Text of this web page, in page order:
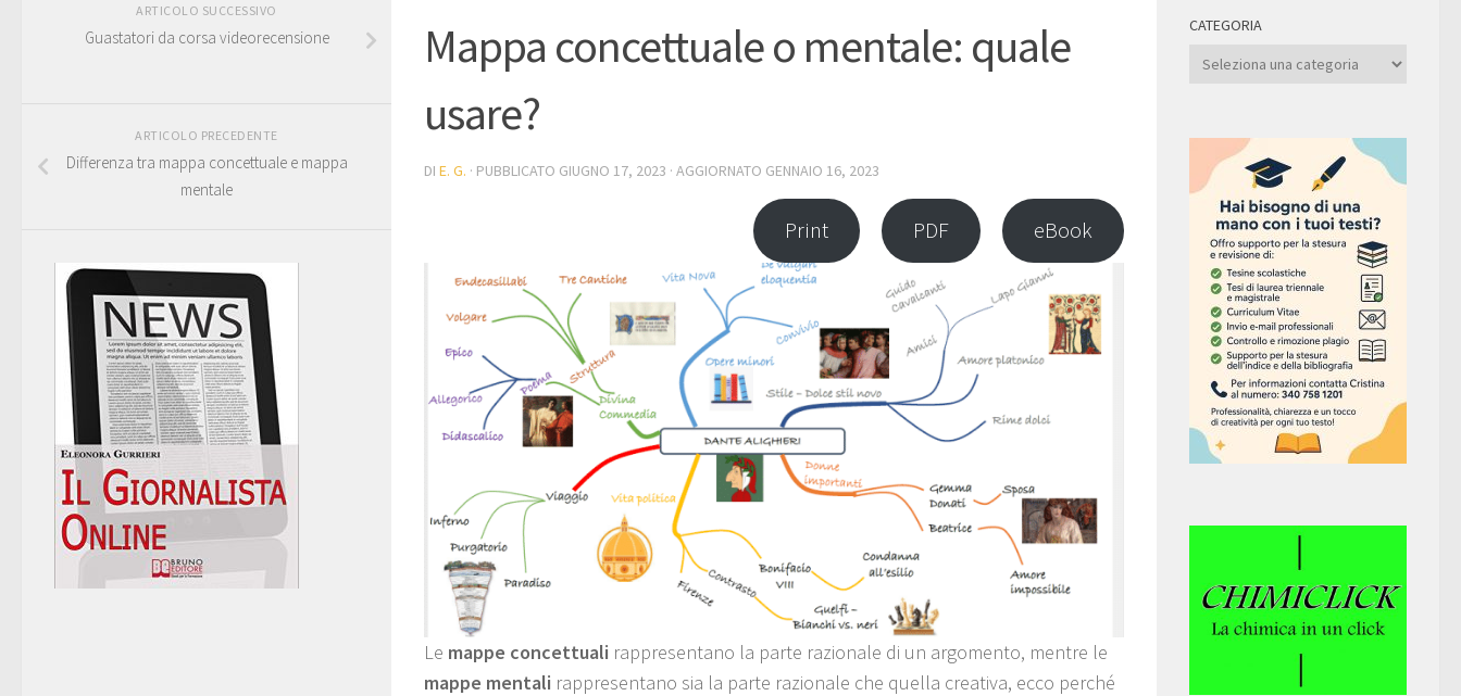
Mappa concettuale o mentale: quale
usare?
DI E. G. · PUBBLICATO GIUGNO 17, 2023 · AGGIORNATO GENNAIO 16, 2023
Print PDF eBook
Le mappe concettuali rappresentano la parte razionale di un argomento, mentre le
mappe mentali rappresentano sia la parte razionale che quella creativa, ecco perché
ARTICOLO SUCCESSIVO
Guastatori da corsa videorecensione
ARTICOLO PRECEDENTE
Differenza tra mappa concettuale e mappa
mentale
CATEGORIA
Categoria